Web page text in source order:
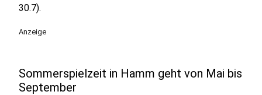
30.7).
Anzeige
Sommerspielzeit in Hamm geht von Mai bis
September